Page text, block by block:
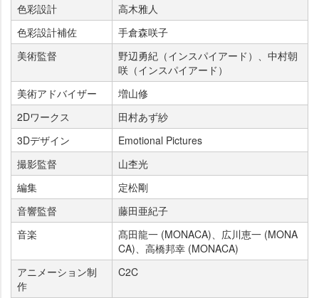
色彩設計
高木雅人
色彩設計補佐
手倉森咲子
美術監督
野辺勇紀（インスパイアード）、中村朝
咲（インスパイアード）
美術アドバイザー
増山修
2Dワークス
田村あず紗
3Dデザイン
Emotional Pictures
撮影監督
山杢光
編集
定松剛
音響監督
藤田亜紀子
音楽
髙田龍一 (MONACA)、広川恵一 (MONA
CA)、高橋邦幸 (MONACA)
アニメーション制
作
C2C